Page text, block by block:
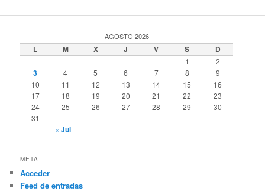
AGOSTO 2026
L M X J V S D
1 2
3 4 5 6 7 8
9
10
11 12 13 14 15
16
17
18 19 20 21 22
23
24
25 26 27 28 29
30
31
« Jul
META
Acceder
Feed de entradas